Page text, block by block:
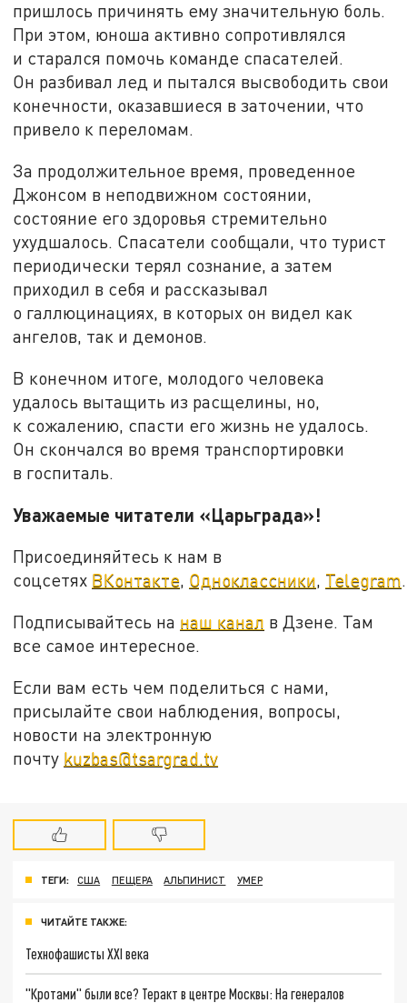
пришлось причинять ему значительную боль.
При этом, юноша активно сопротивлялся
и старался помочь команде спасателей.
Он разбивал лед и пытался высвободить свои
конечности, оказавшиеся в заточении, что
привело к переломам.
За продолжительное время, проведенное
Джонсом в неподвижном состоянии,
состояние его здоровья стремительно
ухудшалось. Спасатели сообщали, что турист
периодически терял сознание, а затем
приходил в себя и рассказывал
о галлюцинациях, в которых он видел как
ангелов, так и демонов.
В конечном итоге, молодого человека
удалось вытащить из расщелины, но,
к сожалению, спасти его жизнь не удалось.
Он скончался во время транспортировки
в госпиталь.
Уважаемые читатели «Царьграда»!
Присоединяйтесь к нам в
соцсетях ВКонтакте, Одноклассники, Telegram.
Подписывайтесь на наш канал в Дзене. Там
все самое интересное.
Если вам есть чем поделиться с нами,
присылайте свои наблюдения, вопросы,
новости на электронную
почту kuzbas@tsargrad.tv
ТЕГИ: США ПЕЩЕРА АЛЬПИНИСТ УМЕР
ЧИТАЙТЕ ТАКЖЕ:
Технофашисты XXI века
"Кротами" были все? Теракт в центре Москвы: На генералов